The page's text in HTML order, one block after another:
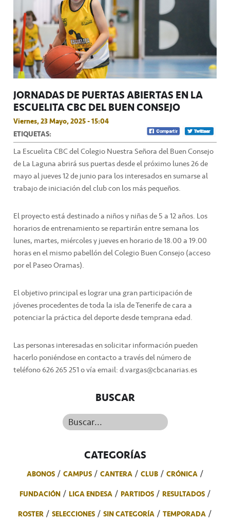
JORNADAS DE PUERTAS ABIERTAS EN LA
ESCUELITA CBC DEL BUEN CONSEJO
Viernes, 23 Mayo, 2025 - 15:04
ETIQUETAS:
La Escuelita CBC del Colegio Nuestra Señora del Buen Consejo
de La Laguna abrirá sus puertas desde el próximo lunes 26 de
mayo al jueves 12 de junio para los interesados en sumarse al
trabajo de iniciación del club con los más pequeños.
El proyecto está destinado a niños y niñas de 5 a 12 años. Los
horarios de entrenamiento se repartirán entre semana los
lunes, martes, miércoles y jueves en horario de 18.00 a 19.00
horas en el mismo pabellón del Colegio Buen Consejo (acceso
por el Paseo Oramas).
El objetivo principal es lograr una gran participación de
jóvenes procedentes de toda la isla de Tenerife de cara a
potenciar la práctica del deporte desde temprana edad.
Las personas interesadas en solicitar información pueden
hacerlo poniéndose en contacto a través del número de
teléfono 626 265 251 o vía email: d.vargas@cbcanarias.es
BUSCAR
Buscar...
CATEGORÍAS
ABONOS CAMPUS CANTERA CLUB
CRÓNICA
FUNDACIÓN
LIGA ENDESA PARTIDOS
RESULTADOS
ROSTER
SELECCIONES SIN CATEGORÍA
TEMPORADA